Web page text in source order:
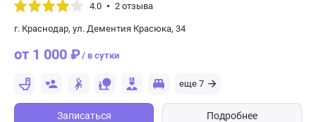
4.0 2 отзыва
г. Краснодар, ул. Дементия Красюка, 34
от 1 000 ₽/ в сутки
еще 7
Записаться Подробнее